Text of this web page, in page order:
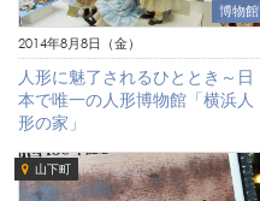
博物館
2014年8月8日（金）
人形に魅了されるひととき～日
本で唯一の人形博物館「横浜人
形の家」
山下町